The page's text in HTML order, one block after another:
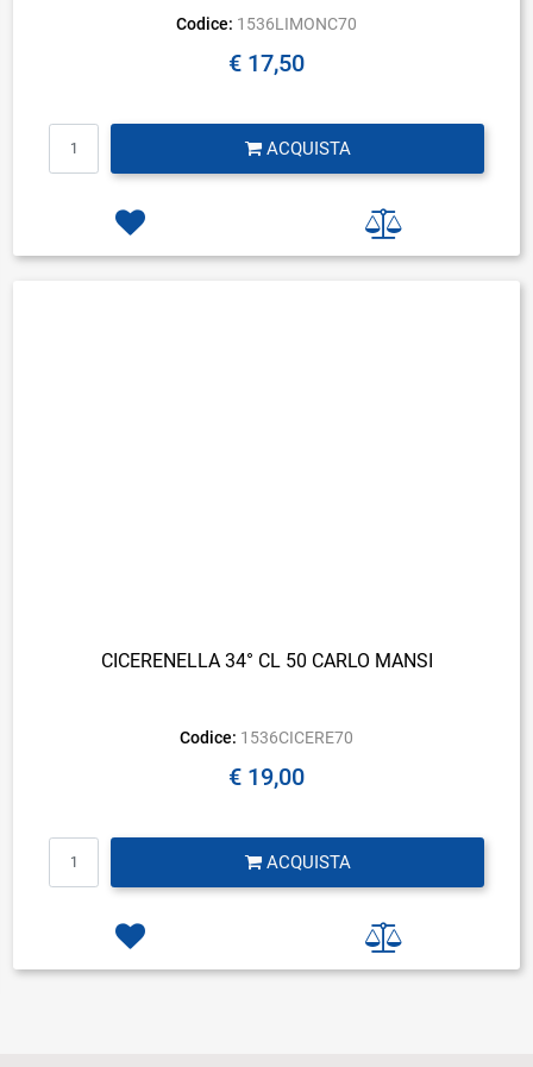
Codice: 1536LIMONC70
€ 17,50
ACQUISTA
CICERENELLA 34° CL 50 CARLO MANSI
Codice: 1536CICERE70
€ 19,00
ACQUISTA